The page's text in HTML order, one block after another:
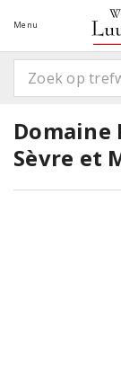
Menu
Domaine
Sèvre et